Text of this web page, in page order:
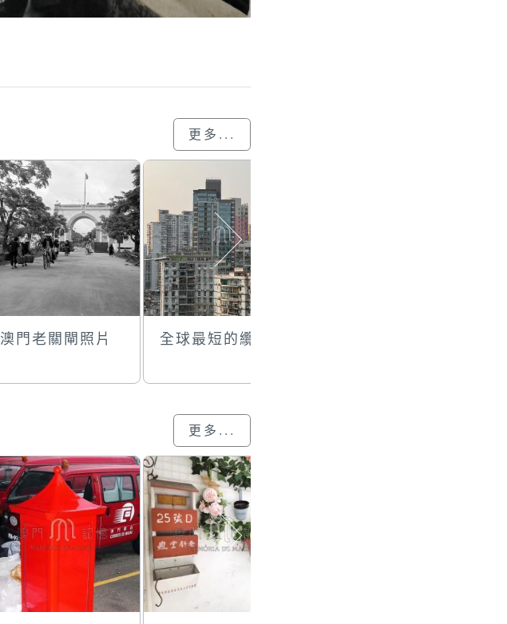
更多...
澳門老關閘照片 全球最短的纜車
更多...